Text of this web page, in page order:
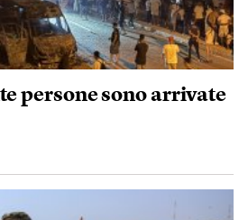
persone sono arrivate